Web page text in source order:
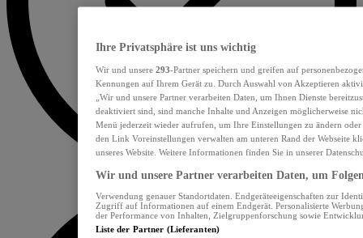
Ihre Privatsphäre ist uns wichtig
Wir und unsere 293-Partner speichern und greifen auf
Kennungen auf Ihrem Gerät zu. Durch Auswahl von Akzeptieren
„Wir und unsere Partner verarbeiten Daten, um Ihnen Dienste
deaktiviert sind, sind manche Inhalte und Anzeigen möglicherweise
Menü jederzeit wieder aufrufen, um Ihre Einstellungen zu ändern
den Link Voreinstellungen verwalten am unteren Rand der Webseite
unseres Website. Weitere Informationen finden Sie in unserer
Wir und unsere Partner verarbeiten Daten, um
Verwendung genauer Standortdaten. Endgeräteeigenschaften zur
Zugriff auf Informationen auf einem Endgerät. Personalisierte
der Performance von Inhalten, Zielgruppenforschung sowie
Liste der Partner (Lieferanten)